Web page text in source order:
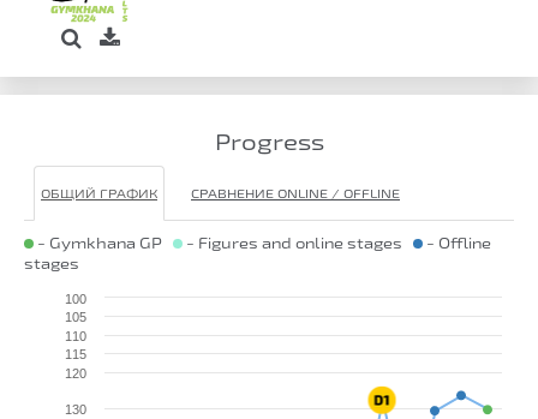
Progress
ОБЩИЙ ГРАФИК СРАВНЕНИЕ ONLINE / OFFLINE
- Gymkhana GP - Figures and online stages
- Offline
stages
100
105
110
115
120
130